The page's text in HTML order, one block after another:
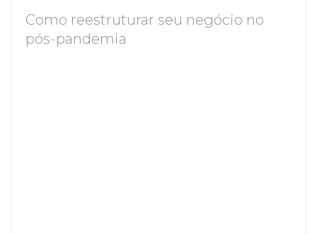
Como reestruturar seu negócio no
pós-pandemia